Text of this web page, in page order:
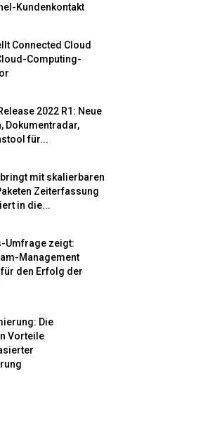
Kundenkontakt
Connected Cloud
Computing-
2022 R1: Neue
Dokumentradar,
für...
bringt mit skalierbaren
Zeiterfassung
in die...
Umfrage zeigt:
Management
den Erfolg der
Die
Vorteile